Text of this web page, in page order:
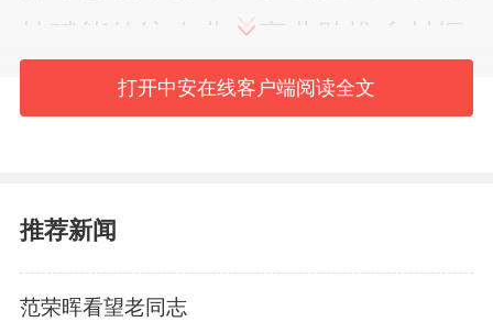
技赋能传统农业、产业助推乡村振
兴的新路径。
蜂撬动大产业
大别山农民曾经有过养蜂的历
打开中安在线客户端阅读全文
推荐新闻
范荣晖看望老同志